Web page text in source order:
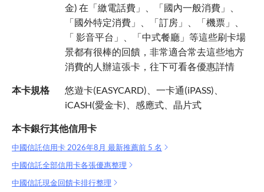
金) 在「繳電話費」、「國內一般消費」、
「國外特定消費」、「訂房」、「機票」、
「 影音平台」、「中式餐廳」等這些刷卡場
景都有很棒的回饋，非常適合常去這些地方
消費的人辦這張卡，往下可看各優惠詳情
本卡規格
悠遊卡(EASYCARD)、一卡通(iPASS)、
iCASH(愛金卡)、感應式、晶片式
本卡銀行其他信用卡
中國信託信用卡 2026年8月 最新推薦前 5 名
中國信託全部信用卡各張優惠整理
中國信託現金回饋卡排行整理